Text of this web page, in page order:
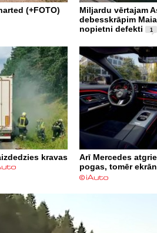
(+FOTO)
Miljardu vērtajam
debesskrāpim
nopietni defekti
1
kravas
Arī Mercedes
pogas, tomēr